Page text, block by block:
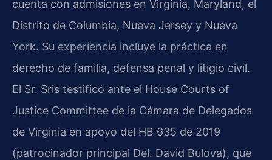
cuenta con admisiones en Virginia, Maryland, el
Distrito de Columbia, Nueva Jersey y Nueva
York. Su experiencia incluye la práctica en
derecho de familia, defensa penal y litigio civil.
El Sr. Sris testificó ante el House Courts of
Justice Committee de la Cámara de Delegados
de Virginia en apoyo del HB 635 de 2019
(patrocinador principal Del. David Bulova), que